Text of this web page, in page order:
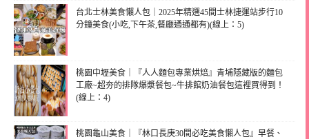
台北士林美食懶人包｜2025年精選45間士林捷運站步行10
分鐘美食(小吃,下午茶,餐廳通通都有)(線上：5)
桃園中壢美食｜『人人麵包專業烘焙』青埔隱藏版的麵包
工廠~超夯的排隊爆漿餐包~牛排館奶油餐包這裡買得到！
(線上：4)
桃園龜山美食｜『林口長庚30間必吃美食懶人包』早餐、